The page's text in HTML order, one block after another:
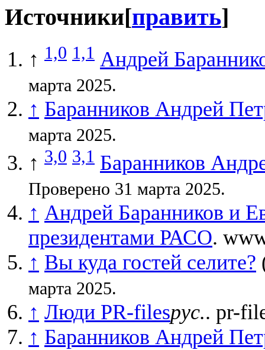
Источники [править]
↑ 1,0 1,1 Андрей
марта 2025.
↑ Баранников Андрей
марта 2025.
↑ 3,0 3,1 Баранников
Проверено 31 марта 2025.
↑ Андрей Баранников и
президентами РАСО.
↑ Вы куда гостей селите?
марта 2025.
↑ Люди PR-filesрус.. pr-
↑ Баранников Андрей